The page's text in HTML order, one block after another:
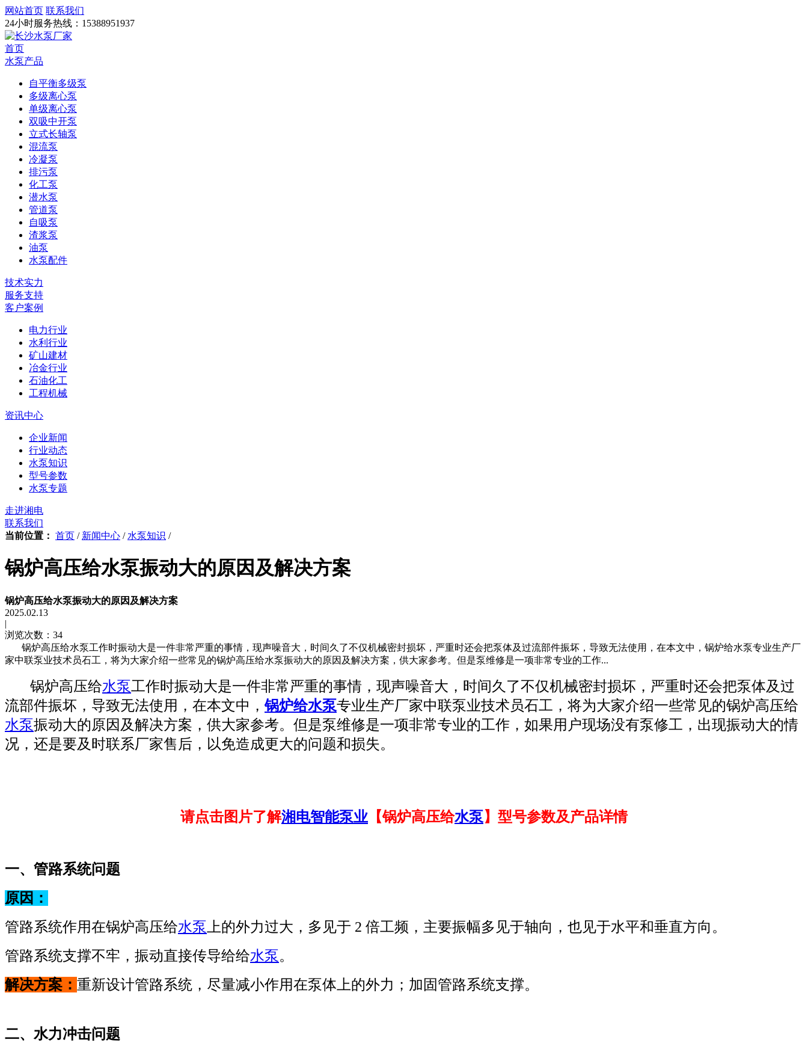
网站首页 联系我们
24小时服务热线： 15388951937
首页
水泵产品
自平衡多级泵
多级离心泵
单级离心泵
双吸中开泵
立式长轴泵
混流泵
冷凝泵
排污泵
化工泵
潜水泵
管道泵
自吸泵
渣浆泵
油泵
水泵配件
技术实力
服务支持
客户案例
电力行业
水利行业
矿山建材
冶金行业
石油化工
工程机械
资讯中心
企业新闻
行业动态
水泵知识
型号参数
水泵专题
走进湘电
联系我们
当前位置： 首页 / 新闻中心 / 水泵知识 /
锅炉高压给水泵振动大的原因及解决方案
锅炉高压给水泵振动大的原因及解决方案
2025.02.13
|
浏览次数：34
锅炉高压给水泵工作时振动大是一件非常严重的事情，现声噪音大，时间久了不仅机械密封损坏，严重时还会把泵体及过流部件振坏，导致无法使用，在本文中，锅炉给水泵专业生产厂
家中联泵业技术员石工，将为大家介绍一些常见的锅炉高压给水泵振动大的原因及解决方案，供大家参考。但是泵维修是一项非常专业的工作...
锅炉高压给水泵工作时振动大是一件非常严重的事情，现声噪音大，时间久了不仅机械密封损坏，严重时还会把泵体及过
流部件振坏，导致无法使用，在本文中，锅炉给水泵专业生产厂家中联泵业技术员石工，将为大家介绍一些常见的锅炉高压给
水泵振动大的原因及解决方案，供大家参考。但是泵维修是一项非常专业的工作，如果用户现场没有泵修工，出现振动大的情
况，还是要及时联系厂家售后，以免造成更大的问题和损失。
请点击图片了解湘电智能泵业 【锅炉高压给水泵 】型号参数及产品详情
一、管路系统问题
原因：
管路系统作用在锅炉高压给水泵上的外力过大，多见于 2 倍工频，主要振幅多见于轴向，也见于水平和垂直方向。
管路系统支撑不牢，振动直接传导给给水泵。
解决方案： 重新设计管路系统，尽量减小作用在泵体上的外力；加固管路系统支撑。
二、水力冲击问题